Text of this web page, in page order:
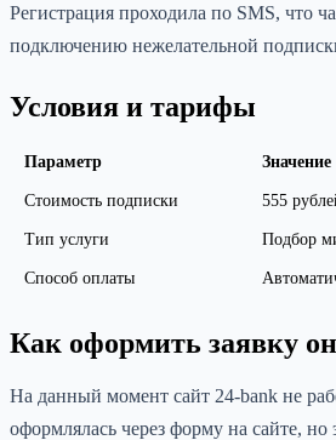
Регистрация проходила по SMS, что
подключению нежелательной
Условия и тарифы
Параметр Значение
Стоимость подписки 555
Тип услуги Подбор
Способ оплаты
Как оформить заявку
На данный момент сайт 24-bank не
оформлялась через форму на сайте, но